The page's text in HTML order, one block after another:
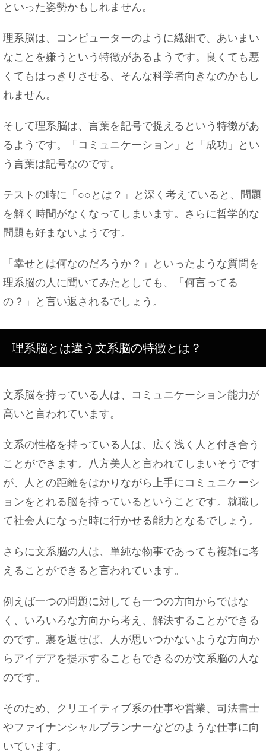
といった姿勢かもしれません。
理系脳は、コンピューターのように繊細で、あいまい
なことを嫌うという特徴があるようです。良くても悪
くてもはっきりさせる、そんな科学者向きなのかもし
れません。
そして理系脳は、言葉を記号で捉えるという特徴があ
るようです。「コミュニケーション」と「成功」とい
う言葉は記号なのです。
テストの時に「○○とは？」と深く考えていると、問題
を解く時間がなくなってしまいます。さらに哲学的な
問題も好まないようです。
「幸せとは何なのだろうか？」といったような質問を
理系脳の人に聞いてみたとしても、「何言ってる
の？」と言い返されるでしょう。
理系脳とは違う文系脳の特徴とは？
文系脳を持っている人は、コミュニケーション能力が
高いと言われています。
文系の性格を持っている人は、広く浅く人と付き合う
ことができます。八方美人と言われてしまいそうです
が、人との距離をはかりながら上手にコミュニケーシ
ョンをとれる脳を持っているということです。就職し
て社会人になった時に行かせる能力となるでしょう。
さらに文系脳の人は、単純な物事であっても複雑に考
えることができると言われています。
例えば一つの問題に対しても一つの方向からではな
く、いろいろな方向から考え、解決することができる
のです。裏を返せば、人が思いつかないような方向か
らアイデアを提示することもできるのが文系脳の人な
のです。
そのため、クリエイティブ系の仕事や営業、司法書士
やファイナンシャルプランナーなどのような仕事に向
いています。